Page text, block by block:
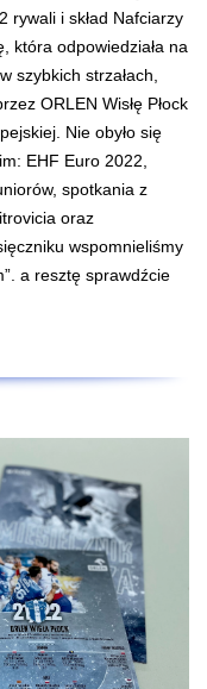
rywali i skład Nafciarzy
która odpowiedziała na
szybkich strzałach,
ORLEN Wisłę Płock
Nie obyło się
EHF Euro 2022,
spotkania z
oraz
wspomnieliśmy
a resztę sprawdźcie